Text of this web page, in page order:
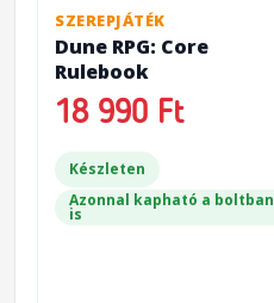
SZEREPJÁTÉK
Dune RPG: Core
Rulebook
18 990 Ft
Készleten
Azonnal kapható a boltban
is